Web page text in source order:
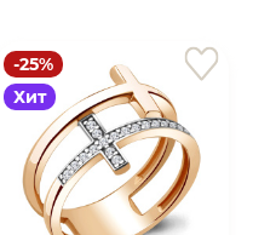
-25%
Хит